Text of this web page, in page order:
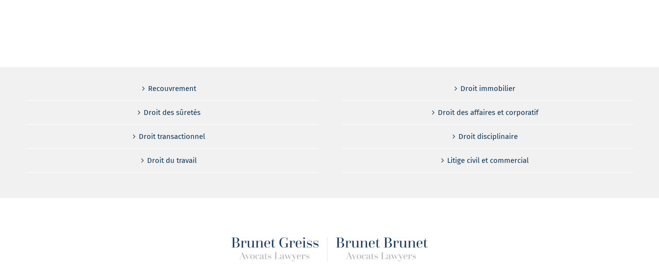
Recouvrement
Droit des sûretés
Droit transactionnel
Droit du travail
Droit immobilier
Droit des affaires et corporatif
Droit disciplinaire
Litige civil et commercial